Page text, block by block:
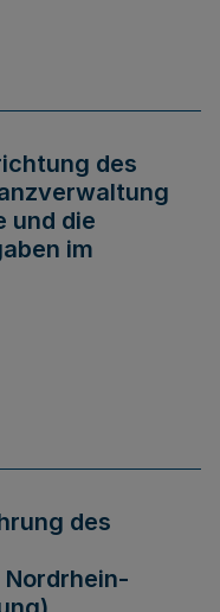
des
und die
im
des